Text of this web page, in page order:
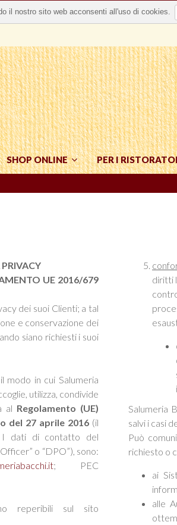
SHOP ONLINE PER I
UE 2016/679
dei suoi Clienti; a tal
e conservazione dei
siano richiesti i suoi
modo in cui Salumeria
utilizza, condivide
al Regolamento (UE)
del 27 aprile 2016 (il
I dati di contatto del
o “DPO”), sono:
; PEC
reperibili sul sito
diritti
Salumeria
salvi i casi
Può
richiesto o
ai
alle
il nostro sito web acconsenti all'uso di cookies.